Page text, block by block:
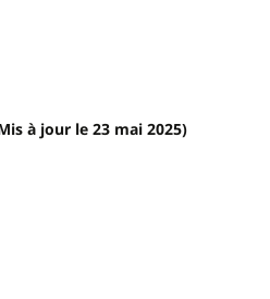
à jour le 23 mai 2025)